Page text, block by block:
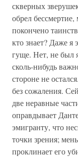
скверных
обрел
покончено
кто знает? Даже я
гуще. Нет, не
сколь-нибудь
стороне не
без сожаления.
две неравные
оправдывает
эмигранту, что
точки зрения;
проклинает его